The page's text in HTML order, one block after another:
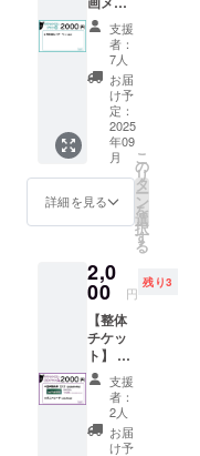
日に来
てくだ
さりま
す！
2025年
10月4日
使用 当
日使え
なくて
も、後
日使用
可能！
分 占
い みる
ポスト
カー
ド
100×14
8 みる
ステッ
カー
50×50 ※
占いチ
セージ
（2分程
度） ※
メール
にて
データ
送付
支援
者：
7人
お届
け予
定：
2025
年09
月
詳細を見る
こ
の
リ
タ
ー
ン
を
選
択
す
る
2,0
00 円
残り3
【整体
チケッ
ト】 整
体チ
ケット
10分 ・
現金へ
の交換
支援
者：
2人
お届
け予